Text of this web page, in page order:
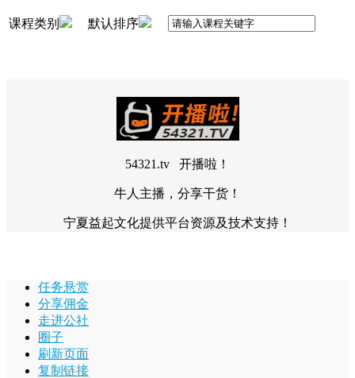
课程类别 默认排序
54321.tv 开播啦！
牛人主播，分享干货！
宁夏益起文化提供平台资源及技术支持！
任务悬赏
分享佣金
走进公社
圈子
刷新页面
复制链接